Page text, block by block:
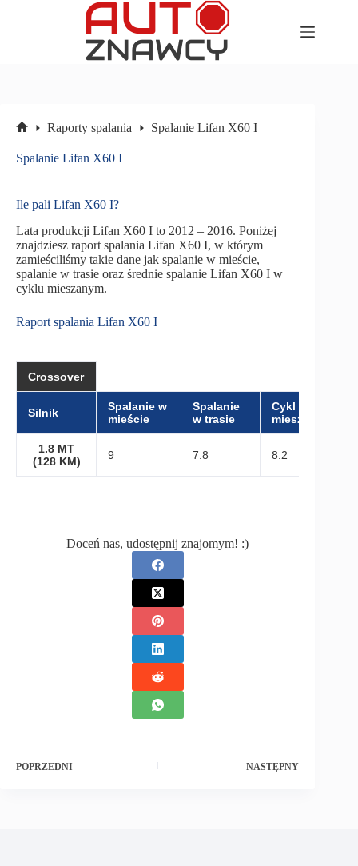
główna
Raporty spalania Spalanie Lifan X60 I
Spalanie Lifan X60 I
Ile pali Lifan X60 I?
Lata produkcji Lifan X60 I to 2012 – 2016. Poniżej
znajdziesz raport spalania Lifan X60 I, w którym
zamieściliśmy takie dane jak spalanie w mieście,
spalanie w trasie oraz średnie spalanie Lifan X60 I w
cyklu mieszanym.
Raport spalania Lifan X60 I
Crossover
Silnik
Spalanie w
mieście
Spalanie
w trasie
Cykl
mieszany
1.8 MT
(128 KM)
9 7.8 8.2
Doceń nas, udostępnij znajomym! :)
POPRZEDNI NASTĘPNY